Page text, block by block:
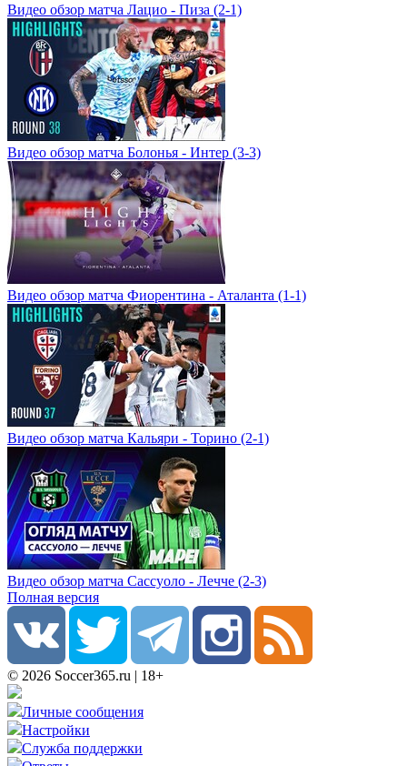
Видео обзор матча Лацио - Пиза (2-1)
Видео обзор матча Болонья - Интер (3-3)
Видео обзор матча Фиорентина - Аталанта (1-1)
Видео обзор матча Кальяри - Торино (2-1)
Видео обзор матча Сассуоло - Лечче (2-3)
Полная версия
© 2026 Soccer365.ru | 18+
Личные сообщения
Настройки
Служба поддержки